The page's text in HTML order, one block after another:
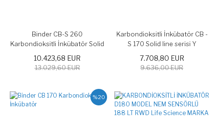
Binder CB-S 260
Karbondioksitli İnkübatör Solid
10.423,68 EUR
13.029,60 EUR
Karbondioksitli İnkübatör CB -
S 170 Solid line serisi Y
7.708,80 EUR
9.636,00 EUR
%20